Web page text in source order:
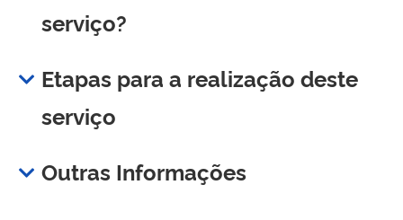
serviço?
Etapas para a realização deste
serviço
Outras Informações